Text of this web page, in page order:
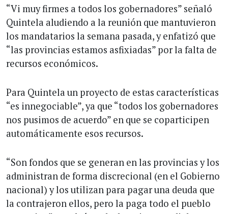
“Vi muy firmes a todos los gobernadores” señaló
Quintela aludiendo a la reunión que mantuvieron
los mandatarios la semana pasada, y enfatizó que
“las provincias estamos asfixiadas” por la falta de
recursos económicos.
Para Quintela un proyecto de estas características
“es innegociable”, ya que “todos los gobernadores
nos pusimos de acuerdo” en que se coparticipen
automáticamente esos recursos.
“Son fondos que se generan en las provincias y los
administran de forma discrecional (en el Gobierno
nacional) y los utilizan para pagar una deuda que
la contrajeron ellos, pero la paga todo el pueblo